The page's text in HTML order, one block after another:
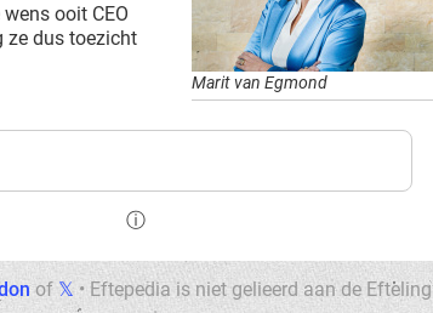
Marit van Egmond
ooit CEO
ze dus toezicht
ⓘ
of 𝕏 • Eftepedia is niet gelieerd aan de Efteling